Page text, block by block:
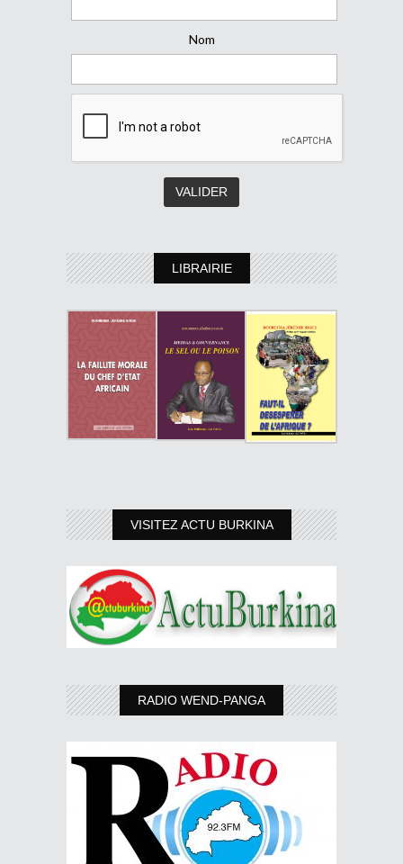
Nom
LIBRAIRIE
VISITEZ ACTU BURKINA
RADIO WEND-PANGA